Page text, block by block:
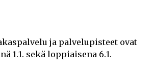
ja pal­ve­lu­pis­teet ovat
1.1. sekä lop­pi­ai­se­na 6.1.